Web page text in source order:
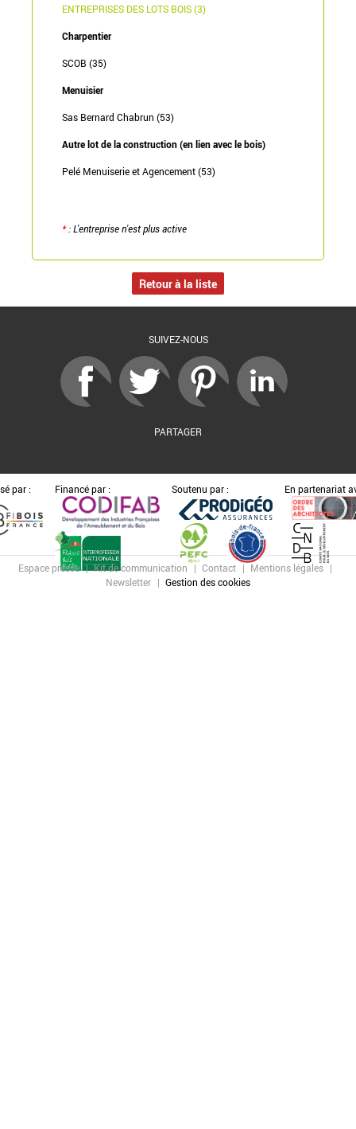
ENTREPRISES DES LOTS BOIS (3)
Charpentier
SCOB (35)
Menuisier
Sas Bernard Chabrun (53)
Autre lot de la construction (en lien avec le bois)
Pelé Menuiserie et Agencement (53)
*: L'entreprise n'est plus active
Retour à la liste
SUIVEZ-NOUS
PARTAGER
par : Financé par : Soutenu par : En partenariat
Espace presse Kit de communication Contact
Mentions légales
Newsletter
Gestion des cookies